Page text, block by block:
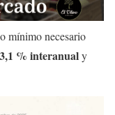
mínimo necesario
% interanualy